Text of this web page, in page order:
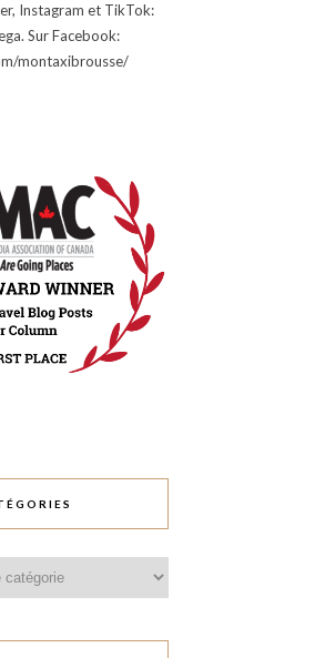
Instagram et TikTok:
Sur Facebook:
montaxibrousse/